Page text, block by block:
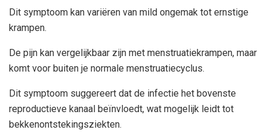
Dit symptoom kan variëren van mild ongemak tot ernstige
krampen.
De pijn kan vergelijkbaar zijn met menstruatiekrampen, maar
komt voor buiten je normale menstruatiecyclus.
Dit symptoom suggereert dat de infectie het bovenste
reproductieve kanaal beïnvloedt, wat mogelijk leidt tot
bekkenontstekingsziekten.